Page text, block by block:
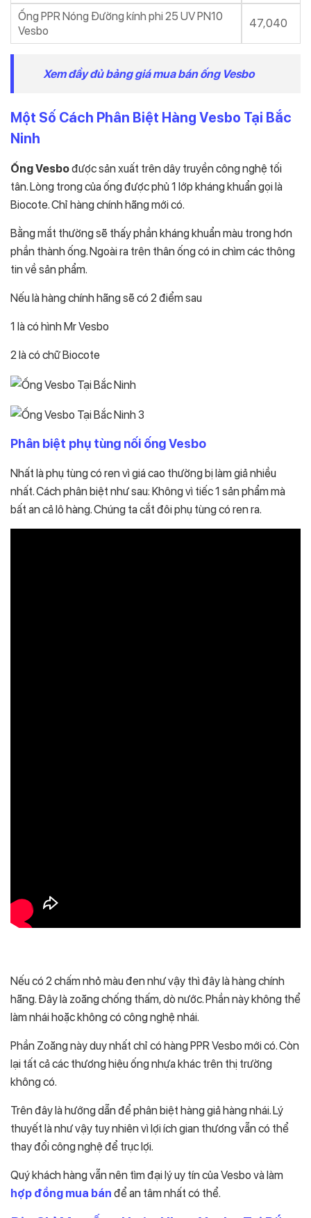
Ống PPR Nóng Đường kính phi 25 UV PN10
Vesbo
47,040
Xem đầy đủ bảng giá mua bán ống Vesbo
Một Số Cách Phân Biệt Hàng Vesbo Tại Bắc
Ninh
Ống Vesbođược sản xuất trên dây truyền công nghệ tối
tân. Lòng trong của ống được phủ 1 lớp kháng khuẩn gọi là
Biocote. Chỉ hàng chính hãng mới có.
Bằng mắt thường sẽ thấy phần kháng khuẩn màu trong hơn
phần thành ống. Ngoài ra trên thân ống có in chìm các thông
tin về sản phẩm.
Nếu là hàng chính hãng sẽ có 2 điểm sau
1 là có hình Mr Vesbo
2 là có chữ Biocote
Phân biệt phụ tùng nối ống Vesbo
Nhất là phụ tùng có ren vì giá cao thường bị làm giả nhiều
nhất. Cách phân biệt như sau: Không vì tiếc 1 sản phẩm mà
bất an cả lô hàng. Chúng ta cắt đôi phụ tùng có ren ra.
Nếu có 2 chấm nhỏ màu đen như vậy thì đây là hàng chính
hãng. Đây là zoăng chống thấm, dò nước. Phần này không thể
làm nhái hoặc không có công nghệ nhái.
Phần Zoăng này duy nhất chỉ có hàng PPR Vesbo mới có. Còn
lại tất cả các thương hiệu ống nhựa khác trên thị trường
không có.
Trên đây là hướng dẫn để phân biệt hàng giả hàng nhái. Lý
thuyết là như vậy tuy nhiên vì lợi ích gian thương vẫn có thể
thay đổi công nghệ để trục lợi.
Quý khách hàng vẫn nên tìm đại lý uy tín của Vesbo và làm
hợp đồng mua bán để an tâm nhất có thể.